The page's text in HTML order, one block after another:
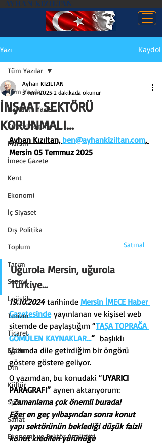
AYHAN KIZILTAN
Yazı Kaydol
Tüm Yazılar
Haftanın Yazısı
Güncel Yorum
Mersin
İmece Gazete
Kent
Ekonomi
İç Siyaset
Dış Politika
Toplum
Tarım
Sanayi
Lojistik
Turizm
Ticaret
Eğitim
Din
Kültür
Spor
Sanat
Ekonomi ve Sektör Analizleri
Tüm Yazılar
İNŞAAT SEKTÖRÜ
KORUNMALI…
Ayhan KIZILTAN
5 Tem 2025 2 dakikada okunur
Ayhan Kızıltan, ben@ayhankiziltan.com,
Mersin 05 Temmuz 2025
Satınal
Uğurola Mersin, uğurola
Türkiye…
19.10.2024 tarihinde Mersin İMECE Haber
Gazetesinde yayınlanan ve kişisel web
sitemde de paylaştığım “TAŞA TOPRAĞA
GÖMÜLEN KAYNAKLAR…” başlıklı
yazımda dile getirdiğim bir öngörü
göstere göstere geliyor.
O yazımdan, bu konudaki “UYARICI
PARAGRAFI” aynen aktarıyorum:
“Zamanlama çok önemli burada!
Eğer en geç yılbaşından sonra konut
yapı sektörünün beklediği düşük faizli
konut kredileri yürürlüğe